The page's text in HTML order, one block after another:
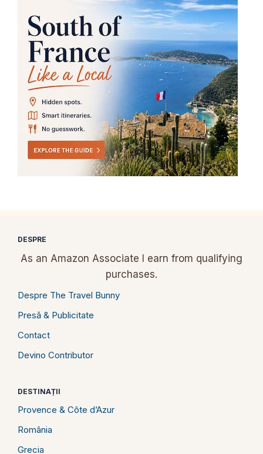
DESPRE
As an Amazon Associate I earn from qualifying
purchases.
Despre The Travel Bunny
Presă & Publicitate
Contact
Devino Contributor
DESTINAȚII
Provence & Côte d’Azur
România
Grecia